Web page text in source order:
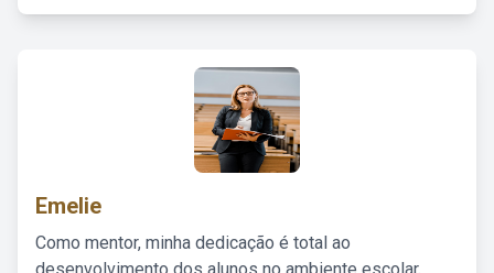
Emelie
Como mentor, minha dedicação é total ao